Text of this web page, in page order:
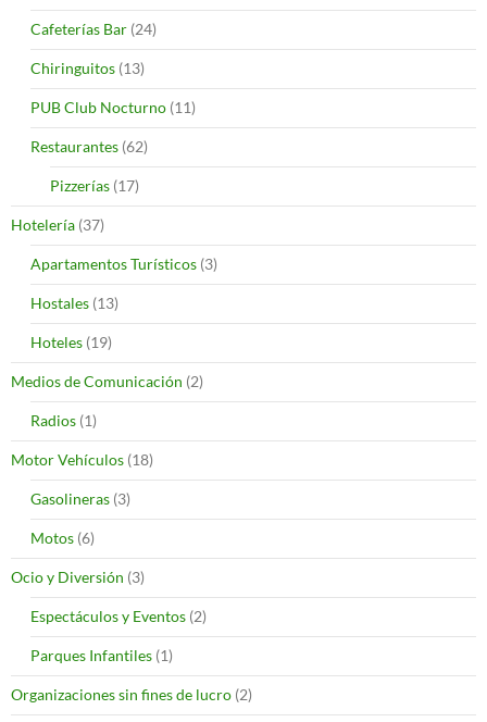
Cafeterías Bar (24)
Chiringuitos (13)
PUB Club Nocturno (11)
Restaurantes (62)
Pizzerías (17)
Hotelería (37)
Apartamentos Turísticos (3)
Hostales (13)
Hoteles (19)
Medios de Comunicación (2)
Radios (1)
Motor Vehículos (18)
Gasolineras (3)
Motos (6)
Ocio y Diversión (3)
Espectáculos y Eventos (2)
Parques Infantiles (1)
Organizaciones sin fines de lucro (2)